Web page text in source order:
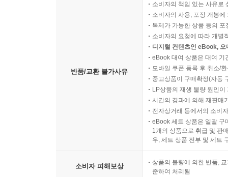
반품/교환 불가사유
소비자의 책임 있는 사유로
소비자의 사용, 포장 개봉
복제가 가능한 상품 등의
소비자의 요청에 따라 개별
디지털 컨텐츠인 eBook,
eBook 대여 상품은 대여 기
모바일 쿠폰 등록 후 취소/
중고상품이 구매확정(자동
LP상품의 재생 불량 원인
시간의 경과에 의해 재판매
전자상거래 등에서의 소비
eBook 세트 상품은 일괄 구
1개의 상품으로 취급 및 판
우, 세트 상품 전부 및 세트
소비자 피해보상
상품의 불량에 의한 반품,
준하여 처리됨